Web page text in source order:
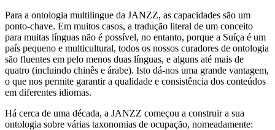
Para a ontologia multilingue da JANZZ, as capacidades são um
ponto-chave. Em muitos casos, a tradução literal de um conceito
para muitas línguas não é possível, no entanto, porque a Suíça é um
país pequeno e multicultural, todos os nossos curadores de ontologia
são fluentes em pelo menos duas línguas, e alguns até mais de
quatro (incluindo chinês e árabe). Isto dá-nos uma grande vantagem,
o que nos permite garantir a qualidade e consistência dos conteúdos
em diferentes idiomas.
Há cerca de uma década, a JANZZ começou a construir a sua
ontologia sobre várias taxonomias de ocupação, nomeadamente: